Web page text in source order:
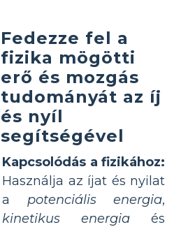
Fedezze fel a
fizika mögötti
erő és mozgás
tudományát az íj
és nyíl
segítségével
Kapcsolódás a fizikához:
Használja az íjat és nyilat
a potenciális energia,
kinetikus energia és